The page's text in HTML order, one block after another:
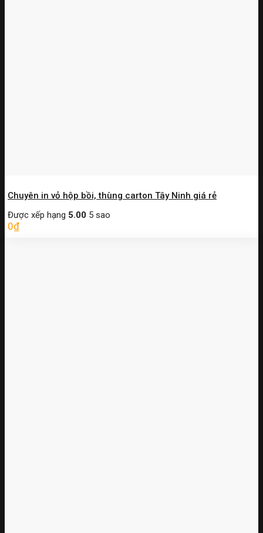
Chuyên in vỏ hộp bồi, thùng carton Tây Ninh giá rẻ
Được xếp hạng 5.00 5 sao
0₫